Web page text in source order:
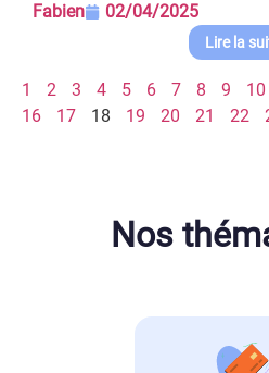
Fabien 02/04/2025
Lire la
1 2 3 4 5 6 7 8 9 10
16
17 18 19 20 21 22
Nos